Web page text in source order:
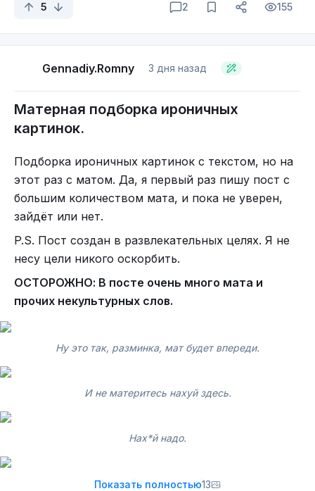
Тэг NSFW срочно. Шутка.
5 2 155
Gennadiy.Romny 3 дня назад
Матерная подборка ироничных
картинок.
Подборка ироничных картинок с текстом, но на
этот раз с матом. Да, я первый раз пишу пост с
большим количеством мата, и пока не уверен,
зайдёт или нет.
P.S. Пост создан в развлекательных целях. Я не
несу цели никого оскорбить.
ОСТОРОЖНО: В посте очень много мата и
прочих некультурных слов.
Ну это так, разминка, мат будет впереди.
И не материтесь нахуй здесь.
Нах*й надо.
Ну это 3.14здец какой-то.
Показать полностью13